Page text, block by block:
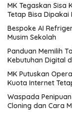
MK Tegaskan Sisa
Tetap Bisa Dipakai
Bespoke AI
Musim Sekolah
Panduan Memilih
Kebutuhan Digital
MK Putuskan
Kuota Internet
Waspada
Cloning dan Cara